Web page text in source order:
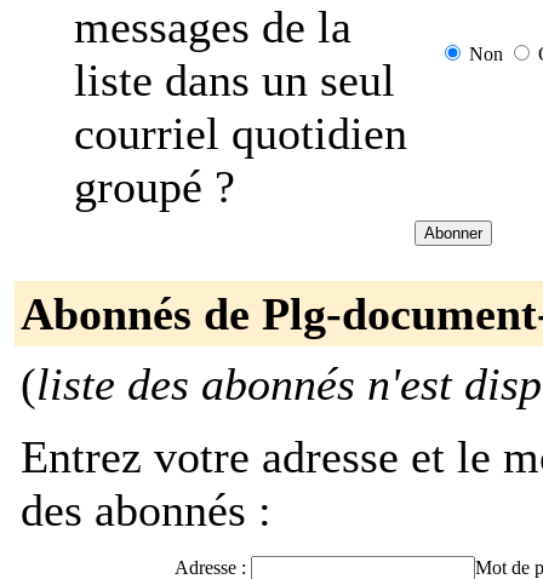
messages de la
liste dans un seul
courriel quotidien
groupé ?
Non
Abonnés de Plg-
(liste des abonnés n'est
Entrez votre adresse et le
des abonnés :
Adresse : Mot de